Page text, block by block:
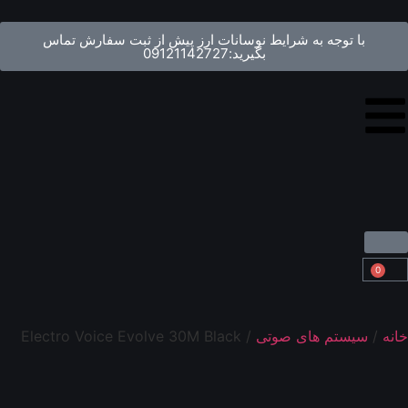
با توجه به شرایط نوسانات ارز پیش از ثبت سفارش تماس
بگیرید:09121142727
0
خانه / سیستم های صوتی / Electro Voice Evolve 30M Black